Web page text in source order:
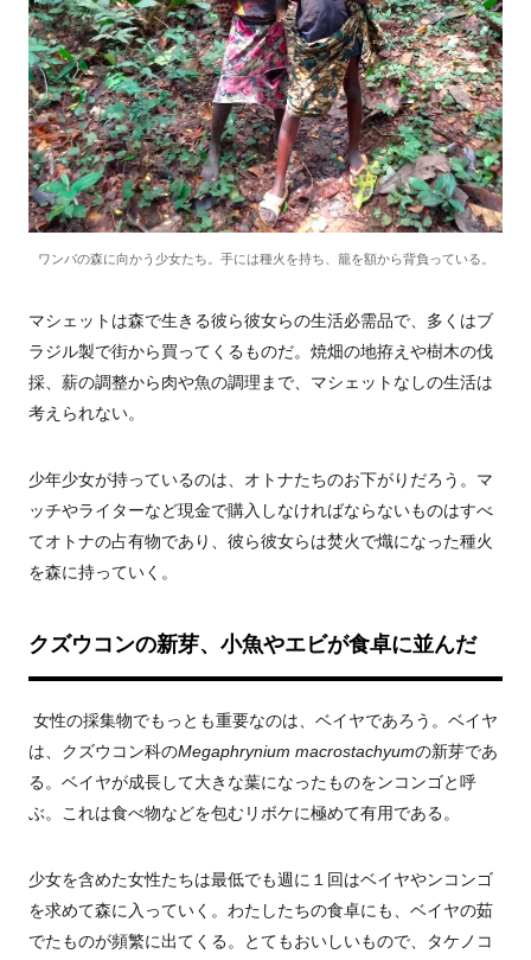
ワンバの森に向かう少女たち。手には種火を持ち、籠を額から背負っている。
マシェットは森で生きる彼ら彼女らの生活必需品で、多くはブ
ラジル製で街から買ってくるものだ。焼畑の地拵えや樹木の伐
採、薪の調整から肉や魚の調理まで、マシェットなしの生活は
考えられない。
少年少女が持っているのは、オトナたちのお下がりだろう。マ
ッチやライターなど現金で購入しなければならないものはすべ
てオトナの占有物であり、彼ら彼女らは焚火で熾になった種火
を森に持っていく。
クズウコンの新芽、小魚やエビが食卓に並んだ
女性の採集物でもっとも重要なのは、ベイヤであろう。ベイヤ
は、クズウコン科のMegaphrynium macrostachyumの新芽であ
る。ベイヤが成長して大きな葉になったものをンコンゴと呼
ぶ。これは食べ物などを包むリボケに極めて有用である。
少女を含めた女性たちは最低でも週に１回はベイヤやンコンゴ
を求めて森に入っていく。わたしたちの食卓にも、ベイヤの茹
でたものが頻繁に出てくる。とてもおいしいもので、タケノコ